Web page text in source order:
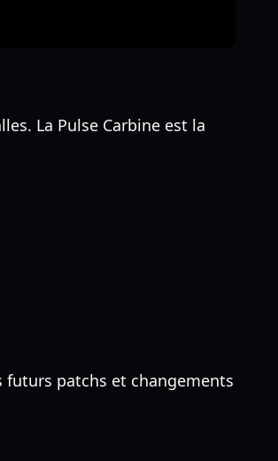
La Pulse Carbine est la
patchs et changements